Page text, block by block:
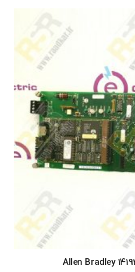
Allen Bradley